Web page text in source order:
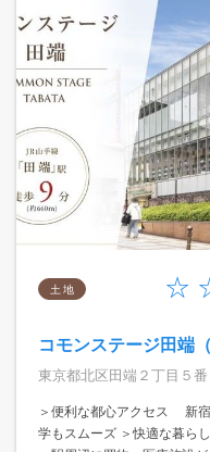
土 地
コモンステージ田端（
東京都北区田端２丁目５番
＞便利な都心アクセス 新
学もスムーズ ＞快適な暮ら